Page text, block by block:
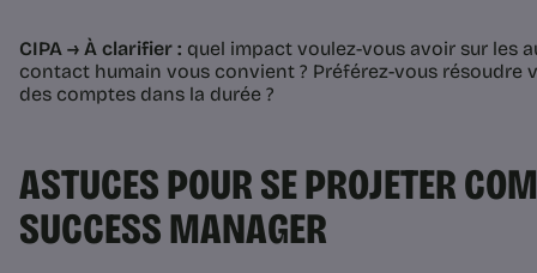
CIPA → À clarifier : quel impact voulez-vous avoir sur les
contact humain vous convient ? Préférez-vous résoudre
des comptes dans la durée ?
ASTUCES POUR SE PROJETER
SUCCESS MANAGER